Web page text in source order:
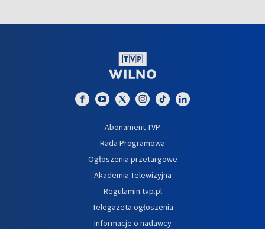
Abonament TVP
Rada Programowa
Ogłoszenia przetargowe
Akademia Telewizyjna
Regulamin tvp.pl
Telegazeta ogłoszenia
Informacje o nadawcy